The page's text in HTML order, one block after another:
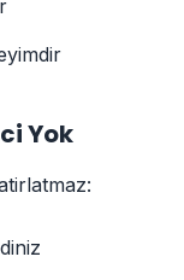
Yok